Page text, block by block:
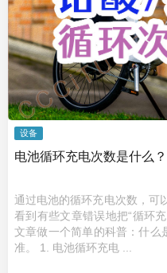
设备
电池循环充电次数是什么
通过电池的循环充电次数，可
看到有些文章错误地把“循环
文章做一个简单的科普：什么
准。 1. 电池循环充电 ...